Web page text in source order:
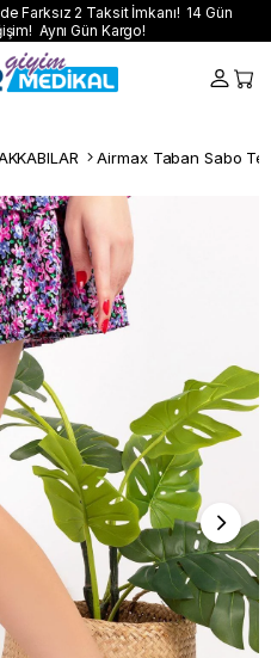
Farksız 2 Taksit İmkanı! 14 Gün
Aynı Gün Kargo!
Airmax Taban Sabo